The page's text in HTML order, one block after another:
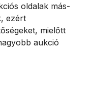
oldalak más-
ezért
mielőtt
aukció